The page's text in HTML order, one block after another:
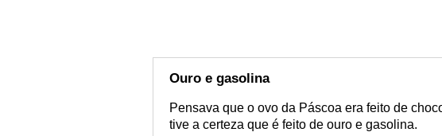
Ouro e gasolina
Pensava que o ovo da Páscoa era feito de
tive a certeza que é feito de ouro e gasolina.